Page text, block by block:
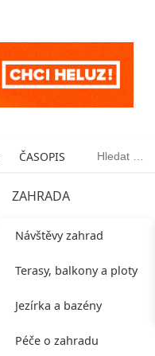
ČASOPIS Vyhledávání
ZAHRADA
Návštěvy zahrad
Terasy, balkony a ploty
Jezírka a bazény
Péče o zahradu